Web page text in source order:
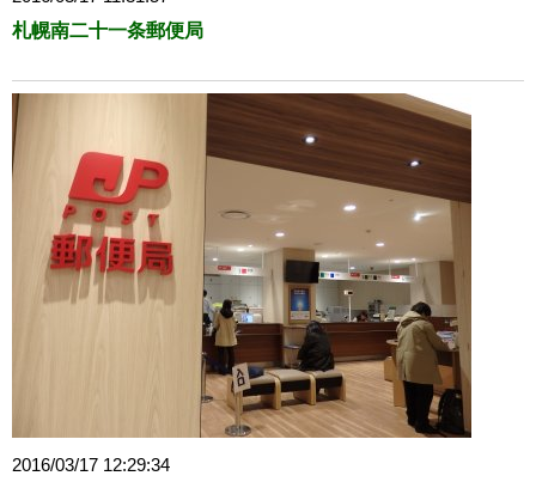
札幌南二十一条郵便局
2016/03/17 12:29:34